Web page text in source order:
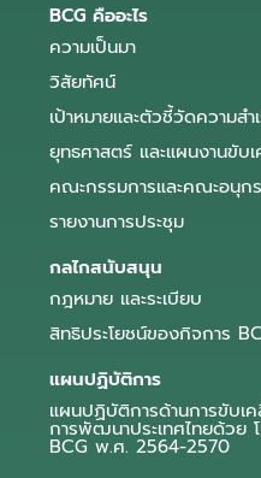
BCG คืออะไร
ความเป็นมา
วิสัยทัศน์
เป้าหมายและตัวชี้วัดความสำ
ยุทธศาสตร์ และแผนงานขับ
คณะกรรมการและคณะอนุก
รายงานการประชุม
กลไกสนับสนุน
กฎหมาย และระเบียบ
สิทธิประโยชน์ของกิจการ
แผนปฏิบัติการ
แผนปฏิบัติการด้านการขับเ
การพัฒนาประเทศไทยด้วย
BCG พ.ศ. 2564-2570